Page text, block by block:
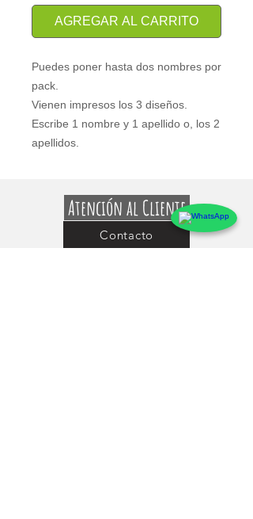
AGREGAR AL CARRITO
Puedes poner hasta dos nombres por
pack.
Vienen impresos los 3 diseños.
Escribe 1 nombre y 1 apellido o, los 2
apellidos.
Atención al Cliente
Contacto